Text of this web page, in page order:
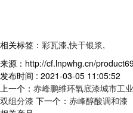
相关标签： 彩瓦漆,快干银浆,
来源：http://cf.lnpwhg.cn/
发布时间 : 2021-03-05 11:05:52
上一个： 赤峰鹏维环氧底漆城市工
双组分漆 下一个： 赤峰醇酸调和漆